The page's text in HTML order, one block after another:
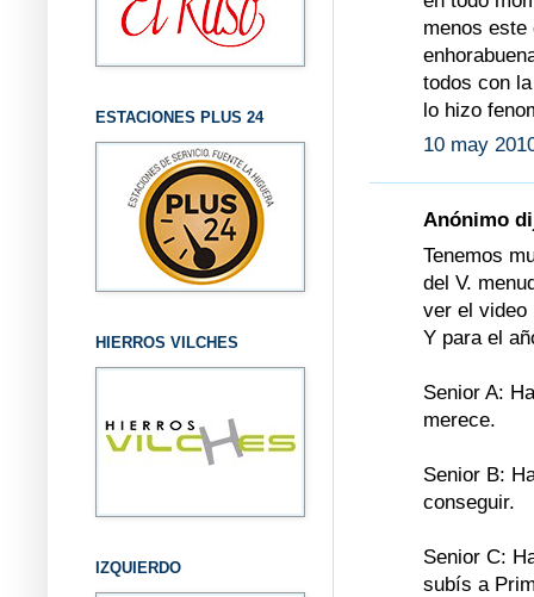
menos este
todos con
lo hizo
10 may
Anónimo
Tenemos
del V.
ver el video
Y para el
Senior A:
merece.
Senior B:
conseguir.
Senior C:
subís a
ESTACIONES PLUS 24
HIERROS VILCHES
IZQUIERDO